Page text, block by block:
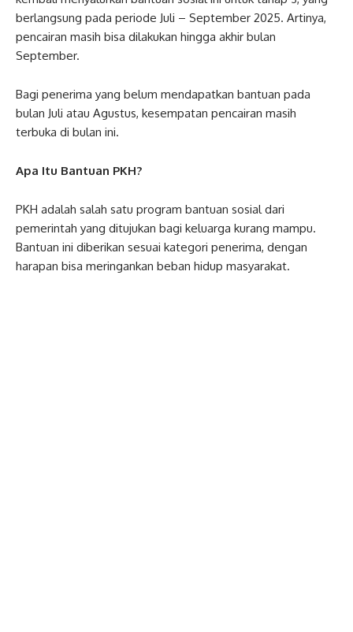
berlangsung pada periode Juli – September 2025. Artinya,
pencairan masih bisa dilakukan hingga akhir bulan
September.
Bagi penerima yang belum mendapatkan bantuan pada
bulan Juli atau Agustus, kesempatan pencairan masih
terbuka di bulan ini.
Apa Itu Bantuan PKH?
PKH adalah salah satu program bantuan sosial dari
pemerintah yang ditujukan bagi keluarga kurang mampu.
Bantuan ini diberikan sesuai kategori penerima, dengan
harapan bisa meringankan beban hidup masyarakat.